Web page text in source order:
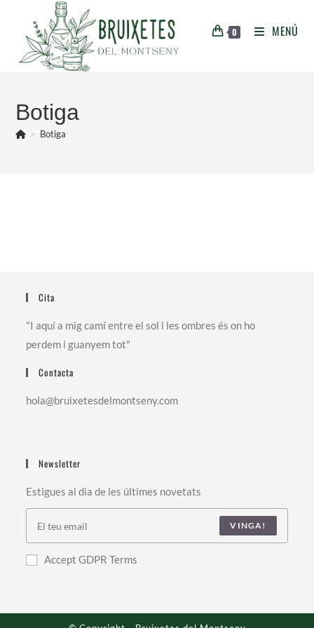
0 MENÚ
Botiga
> Botiga
Cita
"I aquí a mig camí entre el sol i les ombres és on ho
perdem i guanyem tot"
Contacta
hola@bruixetesdelmontseny.com
Newsletter
Estigues al dia de les últimes novetats
VINGA!
Accept GDPR Terms